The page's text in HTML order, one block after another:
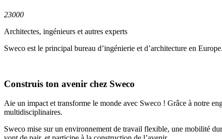
23000
Architectes, ingénieurs et autres experts
Sweco est le principal bureau d’ingénierie et d’architecture en Europe.
Construis ton avenir chez Sweco
Aie un impact et transforme le monde avec Sweco ! Grâce à notre
multidisciplinaires.
Sweco mise sur un environnement de travail flexible, une mobilité